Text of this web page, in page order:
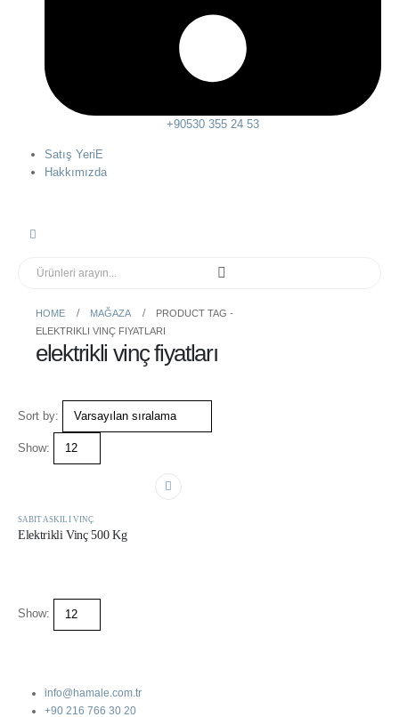
+90530 355 24 53
Satış YeriE
Hakkımızda
HOME MAĞAZA
PRODUCT TAG -
ELEKTRIKLI VINÇ FIYATLARI
elektrikli vinç fiyatları
Sort by:
Show:
SABIT ASKILI VINÇ
Elektrikli Vinç 500 Kg
Show:
info@hamale.com.tr
+90 216 766 30 20